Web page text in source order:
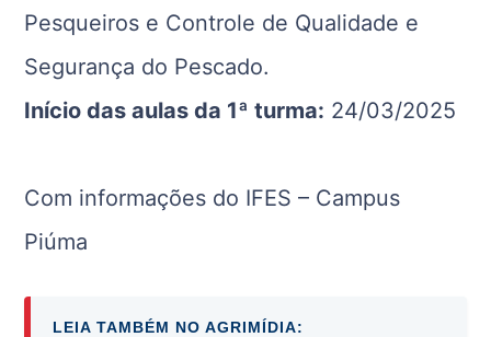
Pesqueiros e Controle de Qualidade e
Segurança do Pescado.
Início das aulas da 1ª turma: 24/03/2025
Com informações do IFES – Campus
Piúma
LEIA TAMBÉM NO AGRIMÍDIA: